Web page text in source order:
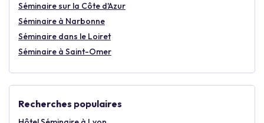
Séminaire sur la Côte d'Azur
Séminaire à Narbonne
Séminaire dans le Loiret
Séminaire à Saint-Omer
Recherches populaires